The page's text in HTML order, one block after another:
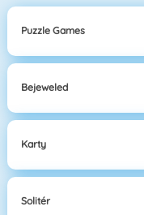
Puzzle Games
Bejeweled
Karty
Solitér